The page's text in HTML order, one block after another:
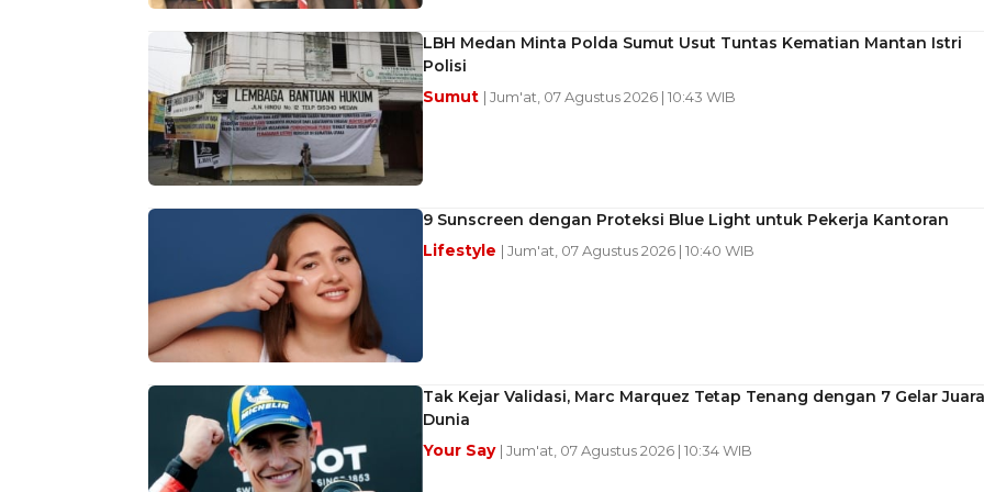
LBH Medan Minta Polda Sumut Usut Tuntas Kematian Mantan Istri
Polisi
Sumut | Jum'at, 07 Agustus 2026 | 10:43 WIB
9 Sunscreen dengan Proteksi Blue Light untuk Pekerja Kantoran
Lifestyle | Jum'at, 07 Agustus 2026 | 10:40 WIB
Tak Kejar Validasi, Marc Marquez Tetap Tenang dengan 7 Gelar Juara
Dunia
Your Say | Jum'at, 07 Agustus 2026 | 10:34 WIB